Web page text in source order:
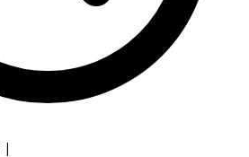
|